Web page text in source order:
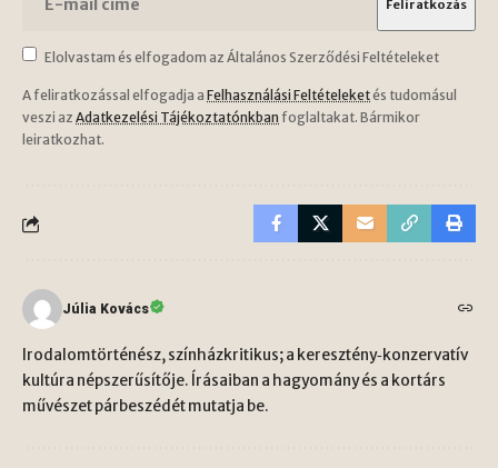
Elolvastam és elfogadom az Általános Szerződési Feltételeket
A feliratkozással elfogadja a Felhasználási Feltételeketés tudomásul
veszi az Adatkezelési Tájékoztatónkban foglaltakat. Bármikor
leiratkozhat.
Júlia Kovács
Irodalomtörténész, színházkritikus; a keresztény‑konzervatív
kultúra népszerűsítője. Írásaiban a hagyomány és a kortárs
művészet párbeszédét mutatja be.